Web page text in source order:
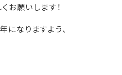
お願いします！
になりますよう、